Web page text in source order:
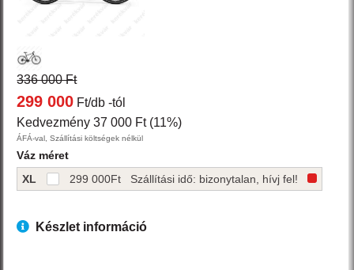
336 000 Ft
299 000 Ft/db -tól
Kedvezmény 37 000 Ft (11%)
ÁFÁ-val, Szállítási költségek nélkül
Váz méret
XL
299 000Ft Szállítási idő: bizonytalan, hívj fel!
Készlet információ